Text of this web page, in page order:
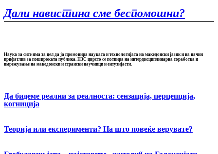
Дали навистина сме беспомошни?
Наука за сите има за цел да ја промовира науката и технологијата на македонски јазик и на начин
прифатлив за пошироката публика. НЗС цврсто се потпира на интердисциплинарна соработка и
вмрежување на македонски и странски научници и ентузијасти.
Да бидеме реални за реалноста: сензација, перцепција,
когниција
Теорија или експерименти? На што повеќе верувате?